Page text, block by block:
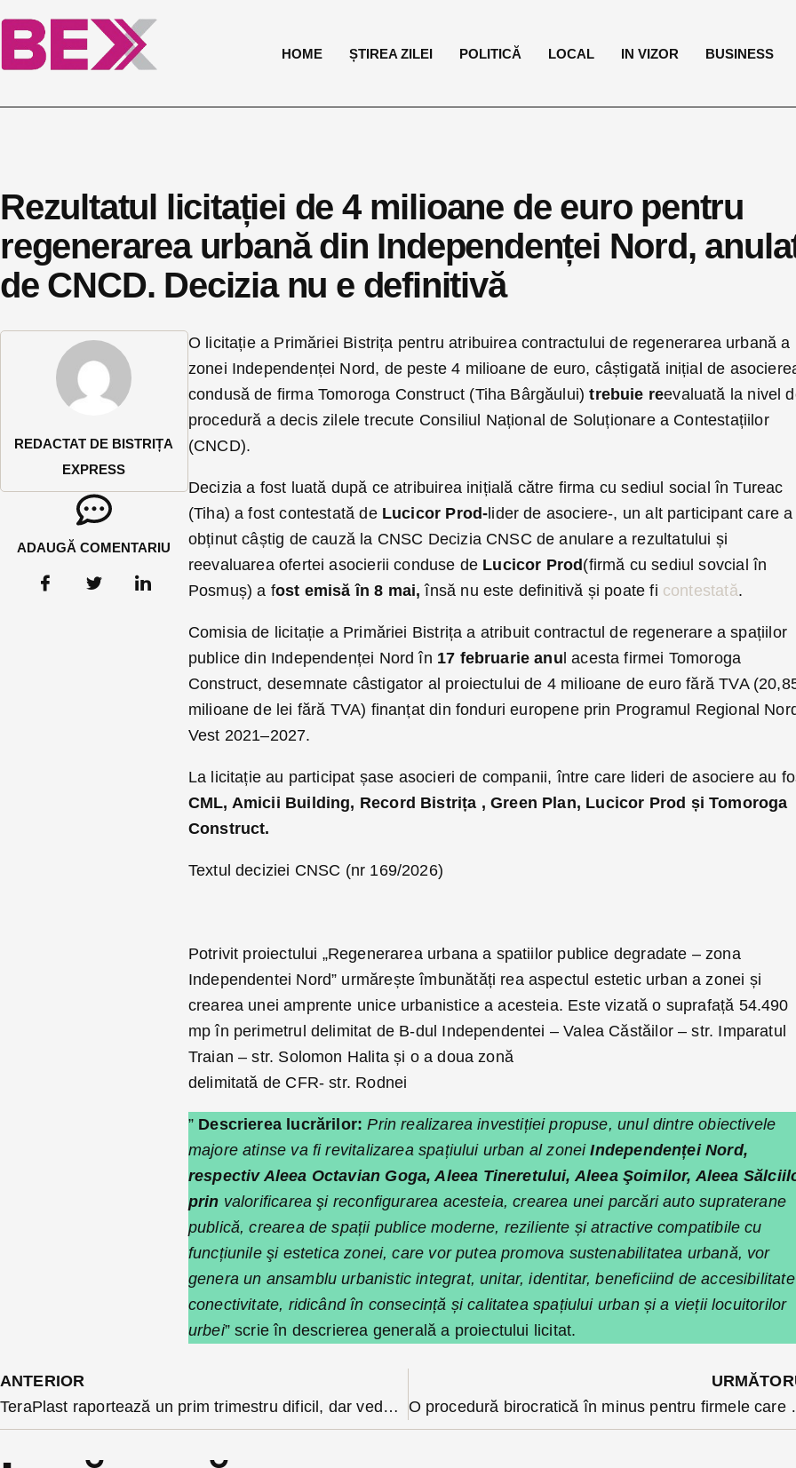
HOME ȘTIREA ZILEI POLITICĂ LOCAL IN VIZOR BUSINESS
Rezultatul licitației de 4 milioane de euro pentru
regenerarea urbană din Independenței Nord,
de CNCD. Decizia nu e definitivă
REDACTAT DE BISTRIȚA
EXPRESS
ADAUGĂ COMENTARIU
O licitație a Primăriei Bistrița pentru atribuirea contractului de regenerarea urbană a
zonei Independenței Nord, de peste 4 milioane de euro, câștigată inițial de
condusă de firma Tomoroga Construct (Tiha Bârgăului)trebuie reevaluată la nivel
procedură a decis zilele trecute Consiliul Național de Soluționare a Contestațiilor
(CNCD).
Decizia a fost luată după ce atribuirea inițială către firma cu sediul social în Tureac
(Tiha) a fost contestată de Lucicor Prod- lider de asociere-, un alt participant care a
obținut câștig de cauză la CNSC Decizia CNSC de anulare a rezultatului și
reevaluarea ofertei asocierii conduse de Lucicor Prod (firmă cu sediul sovcial în
Posmuș) a fost emisă în 8 mai,însă nu este definitivă și poate fi contestată.
Comisia de licitație a Primăriei Bistrița a atribuit contractul de regenerare a spațiilor
publice din Independenței Nord în 17 februarie anu l acesta firmei Tomoroga
Construct, desemnate câstigator al proiectului de 4 milioane de euro fără TVA
milioane de lei fără TVA) finanțat din fonduri europene prin Programul Regional
Vest 2021–2027.
La licitație au participat șase asocieri de companii, între care lideri de asociere au
CML, Amicii Building, Record Bistrița , Green Plan, Lucicor Prod și Tomoroga
Construct.
Textul deciziei CNSC (nr 169/2026)
Potrivit proiectului „Regenerarea urbana a spatiilor publice degradate – zona
Independentei Nord” urmărește îmbunătăți rea aspectul estetic urban a zonei și
crearea unei amprente unice urbanistice a acesteia. Este vizată o suprafață 54.490
mp în perimetrul delimitat de B-dul Independentei – Valea Căstăilor – str. Imparatul
Traian – str. Solomon Halita și o a doua zonă
delimitată de CFR- str. Rodnei
” Descrierea lucrărilor: Prin realizarea investiției propuse, unul dintre obiectivele
majore atinse va fi revitalizarea spațiului urban al zoneiIndependenței Nord,
respectiv Aleea Octavian Goga, Aleea Tineretului, Aleea Şoimilor, Aleea
prin valorificarea şi reconfigurarea acesteia, crearea unei parcări auto supraterane
publică, crearea de spații publice moderne, reziliente și atractive compatibile cu
funcțiunile şi estetica zonei, care vor putea promova sustenabilitatea urbană, vor
genera un ansamblu urbanistic integrat, unitar, identitar, beneficiind de
conectivitate, ridicând în consecință și calitatea spațiului urban și a vieții locuitorilor
urbei” scrie în descrierea generală a proiectului licitat.
ANTERIOR
TeraPlast raportează un prim trimestru dificil, dar vede semne de revenire în piața construcțiilor
O